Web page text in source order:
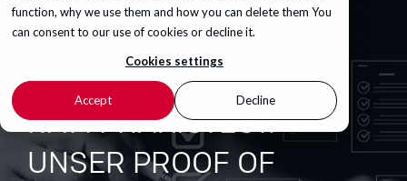
function, why we use them and how you can delete them You
can consent to our use of cookies or decline it.
Cookies settings
Accept Decline
KI IM PRAXISTEST:
UNSER PROOF OF